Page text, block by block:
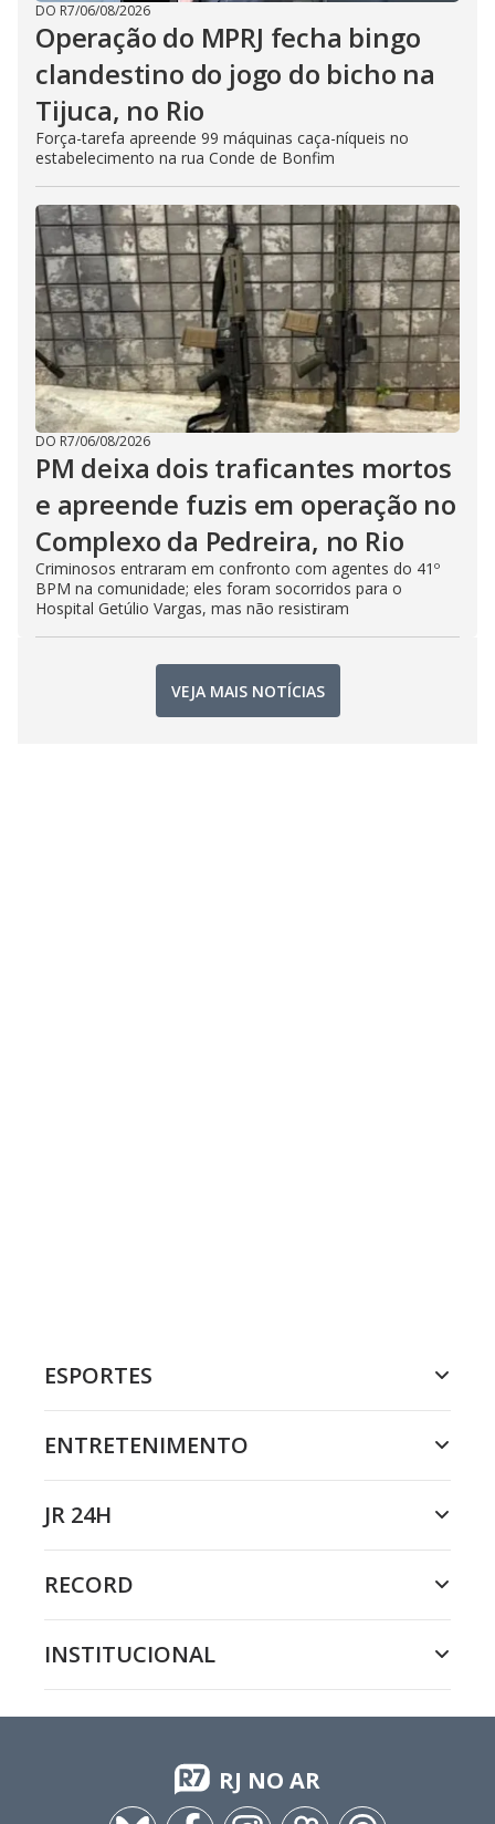
DO R7/06/08/2026
Operação do MPRJ fecha bingo
clandestino do jogo do bicho na
Tijuca, no Rio
Força-tarefa apreende 99 máquinas caça-níqueis no
estabelecimento na rua Conde de Bonfim
DO R7/06/08/2026
PM deixa dois traficantes mortos
e apreende fuzis em operação no
Complexo da Pedreira, no Rio
Criminosos entraram em confronto com agentes do 41º
BPM na comunidade; eles foram socorridos para o
Hospital Getúlio Vargas, mas não resistiram
VEJA MAIS NOTÍCIAS
ESPORTES
ENTRETENIMENTO
JR 24H
RECORD
INSTITUCIONAL
RJ NO AR